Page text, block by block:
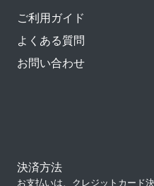
ご利用ガイド
よくある質問
お問い合わせ
決済方法
お支払いは、クレジットカード